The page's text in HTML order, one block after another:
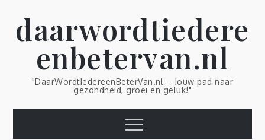
contentdaarwordtiedere
enbetervan.nl
"DaarWordtIedereenBeterVan.nl – Jouw pad naar
gezondheid, groei en geluk!"
Menu